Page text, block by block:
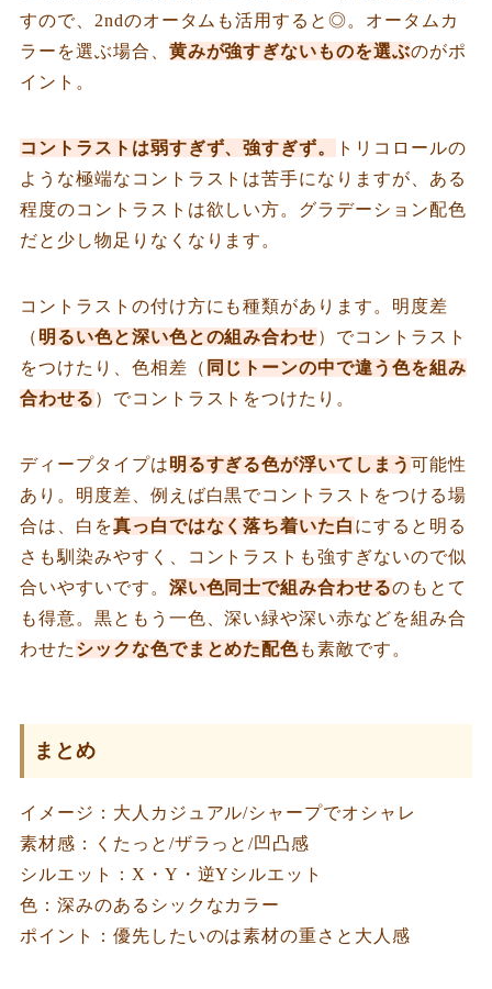
すので、2ndのオータムも活用すると◎。オータムカ
ラーを選ぶ場合、 黄みが強すぎないものを選ぶのがポ
イント。
コントラストは弱すぎず、強すぎず。
トリコロールの
ような極端なコントラストは苦手になりますが、ある
程度のコントラストは欲しい方。グラデーション配色
だと少し物足りなくなります。
コントラストの付け方にも種類があります。明度差
（ 明るい色と深い色との組み合わせ）でコントラスト
をつけたり、色相差（ 同じトーンの中で違う色を組み
合わせる ）でコントラストをつけたり。
ディープタイプは明るすぎる色が浮いてしまう可能性
あり。明度差、例えば白黒でコントラストをつける場
合は、白を真っ白ではなく落ち着いた白 にすると明る
さも馴染みやすく、コントラストも強すぎないので似
合いやすいです。 深い色同士で組み合わせるのもとて
も得意。黒ともう一色、深い緑や深い赤などを組み合
わせた シックな色でまとめた配色も素敵です。
まとめ
イメージ：大人カジュアル/シャープでオシャレ
素材感：くたっと/ザラっと/凹凸感
シルエット：X・Y・逆Yシルエット
色：深みのあるシックなカラー
ポイント：優先したいのは素材の重さと大人感